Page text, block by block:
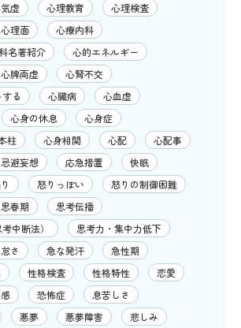
虚 心理教育
心理検査
心理面
心療内科
名著紹介
心的エネルギー
心脾両虚
心腎不交
る
心臓病
心血虚
心身の休息
心身症
柱
心身相関 心配
心配事
忌避妄想 応急措置
快眠
怒りっぽい
怒りの制御困難
思春期
思考伝播
中断法）
思考力・集中力低下
怠さ 急な発汗
急性期
性格検査 性格特性
恋愛
恐怖症
息苦しさ
悪夢 悪夢障害
悲しみ